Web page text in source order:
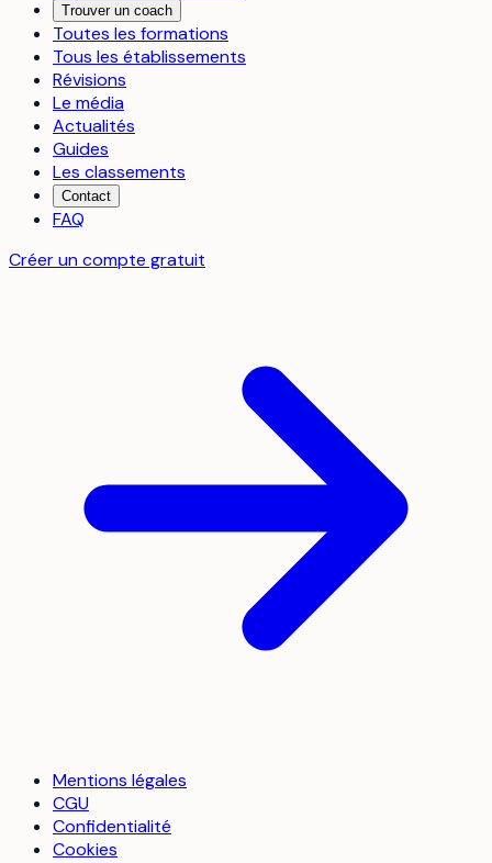
Trouver un coach
Toutes les formations
Tous les établissements
Révisions
Le média
Actualités
Guides
Les classements
Contact
FAQ
Créer un compte gratuit
Mentions légales
CGU
Confidentialité
Cookies